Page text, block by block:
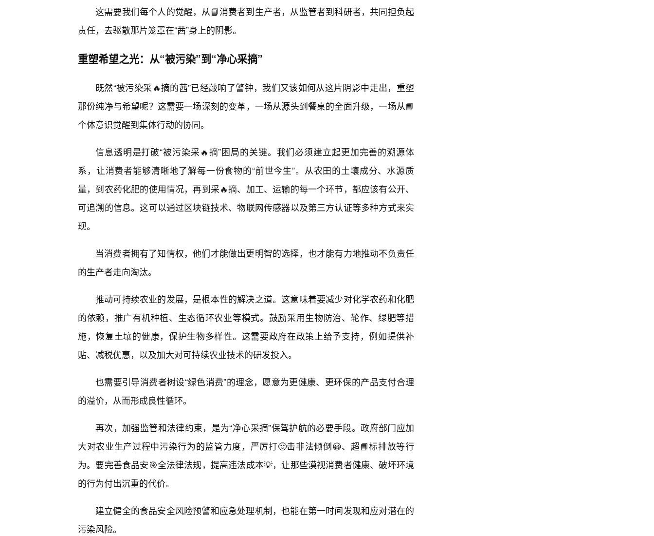
这需要我们每个人的觉醒，从📘消费者到生产者，从监管者到科研者，共同担负起
责任，去驱散那片笼罩在“茜”身上的阴影。
重塑希望之光：从“被污染”到“净心采摘”
既然“被污染采🔥摘的茜”已经敲响了警钟，我们又该如何从这片阴影中走出，重塑
那份纯净与希望呢？这需要一场深刻的变革，一场从源头到餐桌的全面升级，一场从📘
个体意识觉醒到集体行动的协同。
信息透明是打破“被污染采🔥摘”困局的关键。我们必须建立起更加完善的溯源体
系，让消费者能够清晰地了解每一份食物的“前世今生”。从农田的土壤成分、水源质
量，到农药化肥的使用情况，再到采🔥摘、加工、运输的每一个环节，都应该有公开、
可追溯的信息。这可以通过区块链技术、物联网传感器以及第三方认证等多种方式来实
现。
当消费者拥有了知情权，他们才能做出更明智的选择，也才能有力地推动不负责任
的生产者走向淘汰。
推动可持续农业的发展，是根本性的解决之道。这意味着要减少对化学农药和化肥
的依赖，推广有机种植、生态循环农业等模式。鼓励采用生物防治、轮作、绿肥等措
施，恢复土壤的健康，保护生物多样性。这需要政府在政策上给予支持，例如提供补
贴、减税优惠，以及加大对可持续农业技术的研发投入。
也需要引导消费者树设“绿色消费”的理念，愿意为更健康、更环保的产品支付合理
的溢价，从而形成良性循环。
再次，加强监管和法律约束，是为“净心采摘”保驾护航的必要手段。政府部门应加
大对农业生产过程中污染行为的监管力度，严厉打🙂击非法倾倒😀、超📘标排放等行
为。要完善食品安🎯全法律法规，提高违法成本💡，让那些漠视消费者健康、破坏环境
的行为付出沉重的代价。
建立健全的食品安全风险预警和应急处理机制，也能在第一时间发现和应对潜在的
污染风险。